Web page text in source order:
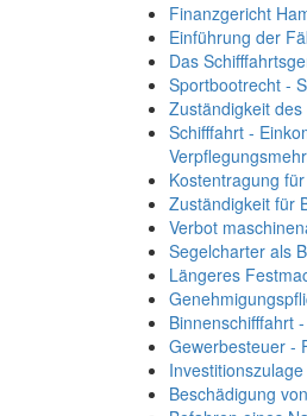
Finanzgericht
Einführung der
Das
Sportbootrecht -
Zuständigkeit
Schifffahrt -
Kostentragung
Zuständigkeit für
Verbot
Segelcharter als
Längeres
Binnenschifffahrt
Gewerbesteuer -
Beschädigung